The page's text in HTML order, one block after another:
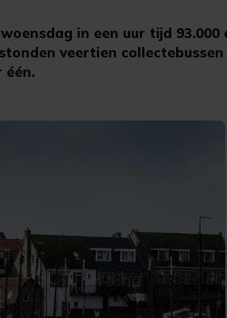
in een uur tijd
veertien
één.